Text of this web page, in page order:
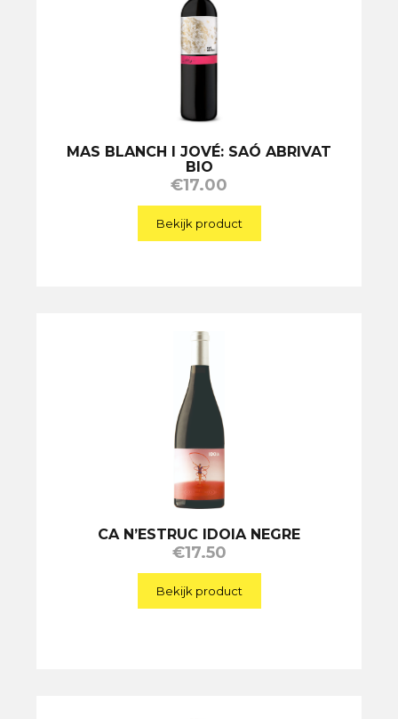
MAS BLANCH I JOVÉ: SAÓ ABRIVAT
BIO
€17.00
Bekijk product
CA N’ESTRUC IDOIA NEGRE
€17.50
Bekijk product